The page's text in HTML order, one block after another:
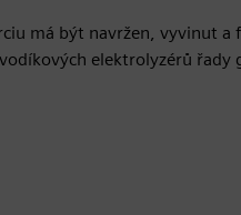
má být navržen, vyvinut a
elektrolyzérů řady